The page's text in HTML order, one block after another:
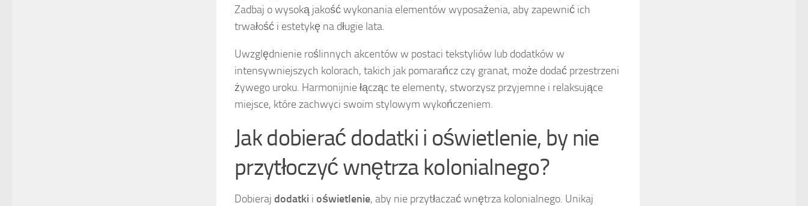
Zadbaj o wysoką jakość wykonania elementów wyposażenia, aby zapewnić ich
trwałość i estetykę na długie lata.
Uwzględnienie roślinnych akcentów w postaci tekstyliów lub dodatków w
intensywniejszych kolorach, takich jak pomarańcz czy granat, może dodać przestrzeni
żywego uroku. Harmonijnie łącząc te elementy, stworzysz przyjemne i relaksujące
miejsce, które zachwyci swoim stylowym wykończeniem.
Jak dobierać dodatki i oświetlenie, by nie
przytłoczyć wnętrza kolonialnego?
Dobieraj dodatki i oświetlenie, aby nie przytłaczać wnętrza kolonialnego. Unikaj